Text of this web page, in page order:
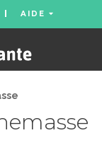
AIDE